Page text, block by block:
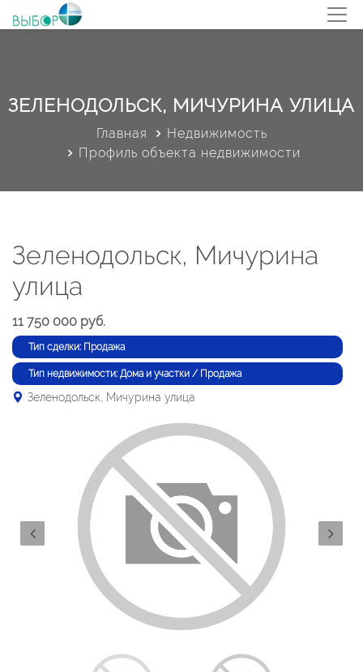
ЗЕЛЕНОДОЛЬСК, МИЧУРИНА УЛИЦА
Главная
Недвижимость
Профиль объекта недвижимости
Зеленодольск, Мичурина
улица
11 750 000 руб.
Тип сделки: Продажа
Тип недвижимости: Дома и участки / Продажа
Зеленодольск, Мичурина улица